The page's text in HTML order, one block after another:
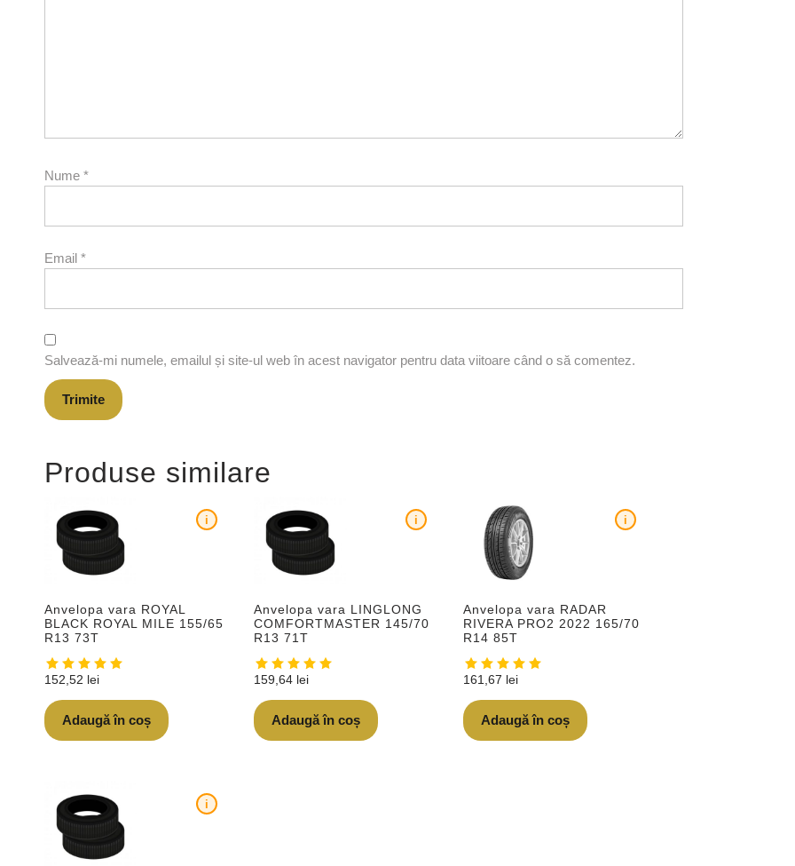
Nume *
Email *
Salvează-mi numele, emailul și site-ul web în acest navigator pentru data viitoare când o să comentez.
Produse similare
Anvelopa vara ROYAL
BLACK ROYAL MILE 155/65
R13 73T
i
152,52 lei
Adaugă în coș
Anvelopa vara LINGLONG
COMFORTMASTER 145/70
R13 71T
i
159,64 lei
Adaugă în coș
Anvelopa vara RADAR
RIVERA PRO2 2022 165/70
R14 85T
i
161,67 lei
Adaugă în coș
i